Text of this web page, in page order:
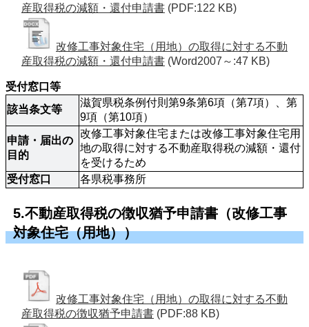
産取得税の減額・還付申請書 (PDF:122 KB)
改修工事対象住宅（用地）の取得に対する不動
産取得税の減額・還付申請書 (Word2007～:47 KB)
受付窓口等
該当条文等
滋賀県税条例付則第9条第6項（第7項）、第
9項（第10項）
申請・届出の
目的
改修工事対象住宅または改修工事対象住宅用
地の取得に対する不動産取得税の減額・還付
を受けるため
受付窓口
各県税事務所
5.不動産取得税の徴収猶予申請書（改修工事
対象住宅（用地））
改修工事対象住宅（用地）の取得に対する不動
産取得税の徴収猶予申請書 (PDF:88 KB)